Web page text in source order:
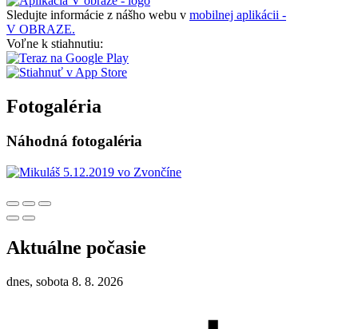
Sledujte informácie z nášho webu v mobilnej aplikácii -
V OBRAZE.
Voľne k stiahnutiu:
Fotogaléria
Náhodná fotogaléria
Aktuálne počasie
dnes, sobota 8. 8. 2026